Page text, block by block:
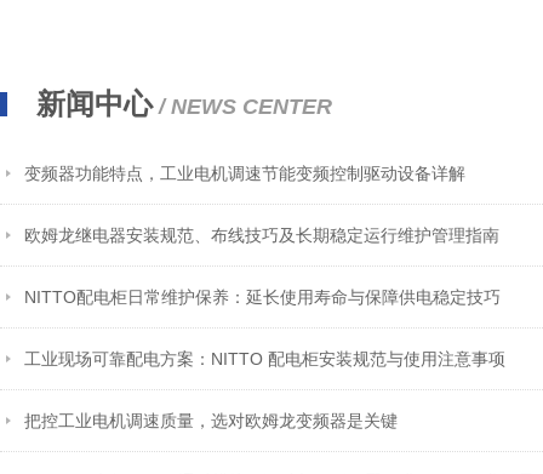
新闻中心/ NEWS CENTER
变频器功能特点，工业电机调速节能变频控制驱动设备详解
欧姆龙继电器安装规范、布线技巧及长期稳定运行维护管理指南
NITTO配电柜日常维护保养：延长使用寿命与保障供电稳定技巧
工业现场可靠配电方案：NITTO 配电柜安装规范与使用注意事项
把控工业电机调速质量，选对欧姆龙变频器是关键